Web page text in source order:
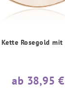
Kette Rosegold
ab 38,95 €